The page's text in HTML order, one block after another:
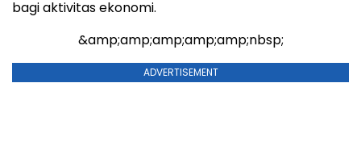
bagi aktivitas ekonomi.
&amp;amp;amp;amp;amp;nbsp;
ADVERTISEMENT